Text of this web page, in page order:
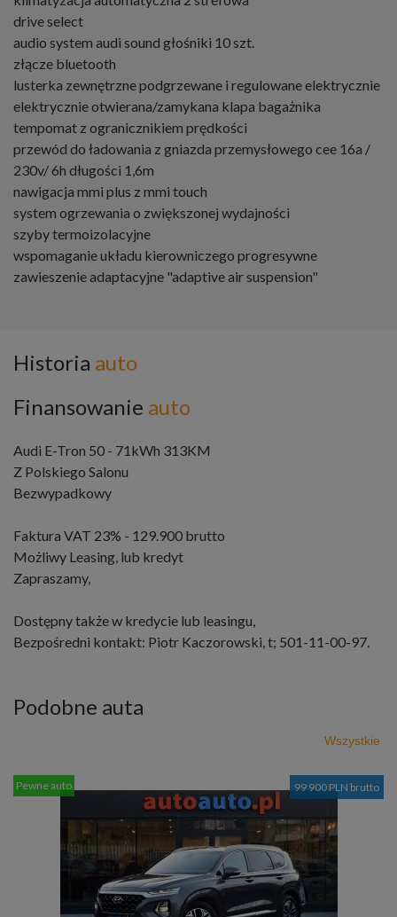
drive select
audio system audi sound głośniki 10 szt.
złącze bluetooth
lusterka zewnętrzne podgrzewane i regulowane elektrycznie
elektrycznie otwierana/zamykana klapa bagażnika
tempomat z ogranicznikiem prędkości
przewód do ładowania z gniazda przemysłowego cee 16a /
230v/ 6h długości 1,6m
nawigacja mmi plus z mmi touch
system ogrzewania o zwiększonej wydajności
szyby termoizolacyjne
wspomaganie układu kierowniczego progresywne
zawieszenie adaptacyjne "adaptive air suspension"
Historia auto
Finansowanie auto
Audi E-Tron 50 - 71kWh 313KM
Z Polskiego Salonu
Bezwypadkowy
Faktura VAT 23% - 129.900 brutto
Możliwy Leasing, lub kredyt
Zapraszamy,
Dostępny także w kredycie lub leasingu,
Bezpośredni kontakt: Piotr Kaczorowski, t; 501-11-00-97.
Podobne auta
Wszystkie
99 900 PLN brutto
Pewne auto